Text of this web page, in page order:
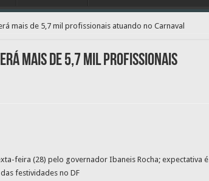
mais de 5,7 mil profissionais atuando no Carnaval
mais de 5,7 mil profissionais
feira (28) pelo governador Ibaneis Rocha; expectativa é
festividades no DF